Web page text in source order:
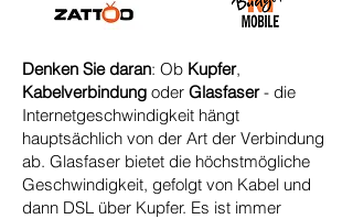
Denken Sie daran: Ob Kupfer,
Kabelverbindung oder Glasfaser- die
Internetgeschwindigkeit hängt
hauptsächlich von der Art der Verbindung
ab. Glasfaser bietet die höchstmögliche
Geschwindigkeit, gefolgt von Kabel und
dann DSL über Kupfer. Es ist immer